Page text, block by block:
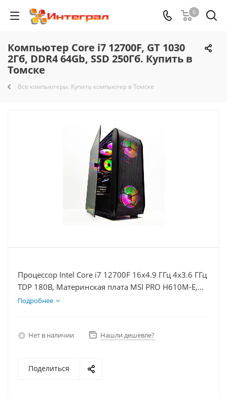
0
Компьютер Core i7 12700F, GT 1030
2Гб, DDR4 64Gb, SSD 250Гб. Купить в
Томске
Все компьютеры. Купить компьютер в Томске
Процессор Intel Core i7 12700F 16x4.9 ГГц 4x3.6 ГГц
TDP 180В, Материнская плата MSI PRO H610M-E,
Видеокарта GT 1030 2Гб, Память DDR4 64Gb,
Подробнее
Нет в наличии Нашли дешевле?
Поделиться